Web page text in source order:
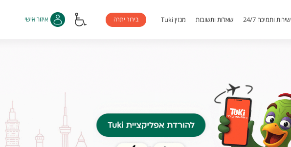
שירות ותמיכה 24/7 שאלות ותשובות מגזין Tuki בירור יתרה איזור אישי